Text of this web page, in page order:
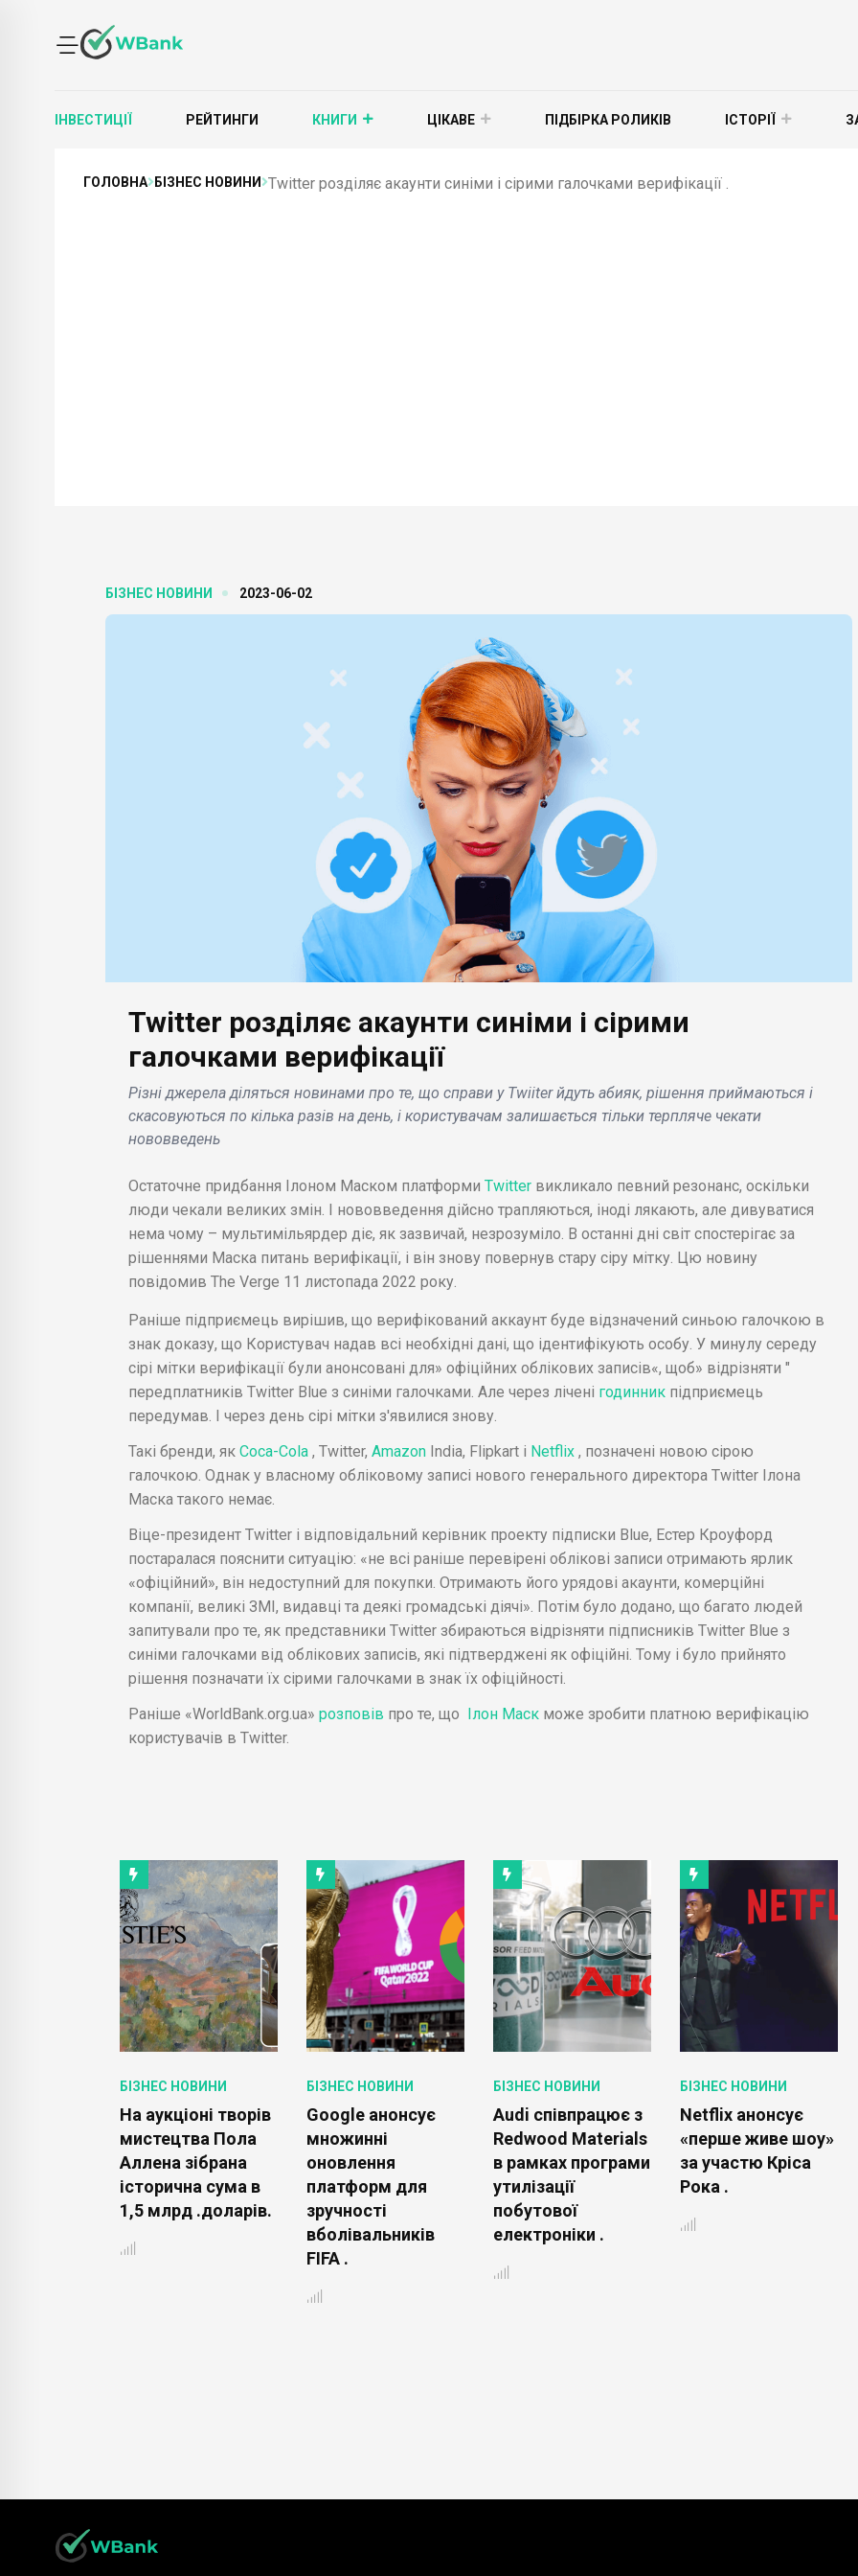
ІНВЕСТИЦІЇ РЕЙТИНГИ КНИГИ ЦІКАВЕ ПІДБІРКА РОЛИКІВ ІСТОРІЇ
ГОЛОВНА БІЗНЕС НОВИНИ Twitter розділяє акаунти синіми і сірими галочками верифікації .
БІЗНЕС НОВИНИ 2023-06-02
Twitter розділяє акаунти синіми і сірими
галочками верифікації
Різні джерела діляться новинами про те, що справи у Twiiter йдуть абияк, рішення приймаються і
скасовуються по кілька разів на день, і користувачам залишається тільки терпляче чекати
нововведень
Остаточне придбання Ілоном Маском платформи Twitter викликало певний резонанс, оскільки
люди чекали великих змін. І нововведення дійсно трапляються, іноді лякають, але дивуватися
нема чому – мультимільярдер діє, як зазвичай, незрозуміло. В останні дні світ спостерігає за
рішеннями Маска питань верифікації, і він знову повернув стару сіру мітку. Цю новину
повідомив The Verge 11 листопада 2022 року.
Раніше підприємець вирішив, що верифікований аккаунт буде відзначений синьою галочкою в
знак доказу, що Користувач надав всі необхідні дані, що ідентифікують особу. У минулу середу
сірі мітки верифікації були анонсовані для» офіційних облікових записів«, щоб» відрізняти "
передплатників Twitter Blue з синіми галочками. Але через лічені годинник підприємець
передумав. І через день сірі мітки з'явилися знову.
Такі бренди, якCoca-Cola , Twitter, Amazon India, Flipkart і Netflix , позначені новою сірою
галочкою. Однак у власному обліковому записі нового генерального директора Twitter Ілона
Маска такого немає.
Віце-президент Twitter і відповідальний керівник проекту підписки Blue, Естер Кроуфорд
постаралася пояснити ситуацію: «не всі раніше перевірені облікові записи отримають ярлик
«офіційний», він недоступний для покупки. Отримають його урядові акаунти, комерційні
компанії, великі ЗМІ, видавці та деякі громадські діячі». Потім було додано, що багато людей
запитували про те, як представники Twitter збираються відрізняти підписників Twitter Blue з
синіми галочками від облікових записів, які підтверджені як офіційні. Тому і було прийнято
рішення позначати їх сірими галочками в знак їх офіційності.
Раніше «WorldBank.org.ua» розповів про те, що Ілон Маск може зробити платною верифікацію
користувачів в Twitter.
БІЗНЕС НОВИНИ
На аукціоні творів
мистецтва Пола
Аллена зібрана
історична сума в
1,5 млрд .доларів.
БІЗНЕС НОВИНИ
Google анонсує
множинні
оновлення
платформ для
зручності
вболівальників
FIFA .
БІЗНЕС НОВИНИ
Audi співпрацює з
Redwood Materials
в рамках програми
утилізації
побутової
електроніки .
БІЗНЕС НОВИНИ
Netflix анонсує
«перше живе шоу»
за участю Кріса
Рока .
БІЗНЕС НОВИНИ
Netflix буде продавати
подарункові карти та
інші товари в магазинах
БІЗНЕС НОВИНИ
Walmart і NECA
запускають AutoT,
маркетплейс цифрових
знаходиться під
загрозою хакерської